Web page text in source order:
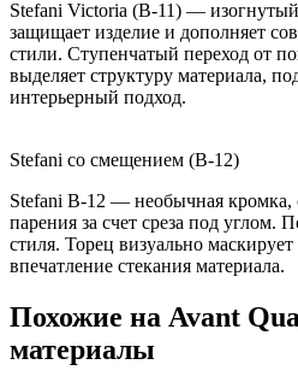
Stefani Victoria (B-11) —
защищает изделие и дополняет
стили. Ступенчатый переход от
выделяет структуру материала,
интерьерный подход.
Stefani со смещением (B-12)
Stefani B-12 — необычная
парения за счет среза под углом.
стиля. Торец визуально
впечатление стекания материала.
Похожие на Avant
материалы